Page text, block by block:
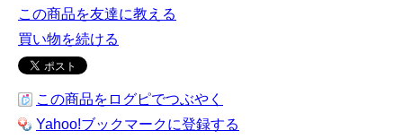
この商品を友達に教える
買い物を続ける
この商品をログピでつぶやく
Yahoo!ブックマークに登録する